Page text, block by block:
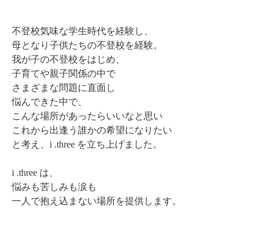
不登校気味な学生時代を経験し、
母となり子供たちの不登校を経験。
我が子の不登校をはじめ、
子育てや親子関係の中で
さまざまな問題に直面し
悩んできた中で、
こんな場所があったらいいなと思い
これから出逢う誰かの希望になりたい
と考え、i .three を立ち上げました。
i .three は、
悩みも苦しみも涙も
一人で抱え込まない場所を提供します。